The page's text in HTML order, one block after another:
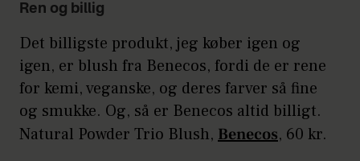
Ren og billig
Det billigste produkt, jeg køber igen og
igen, er blush fra Benecos, fordi de er rene
for kemi, veganske, og deres farver så fine
og smukke. Og, så er Benecos altid billigt.
Natural Powder Trio Blush, Benecos, 60 kr.